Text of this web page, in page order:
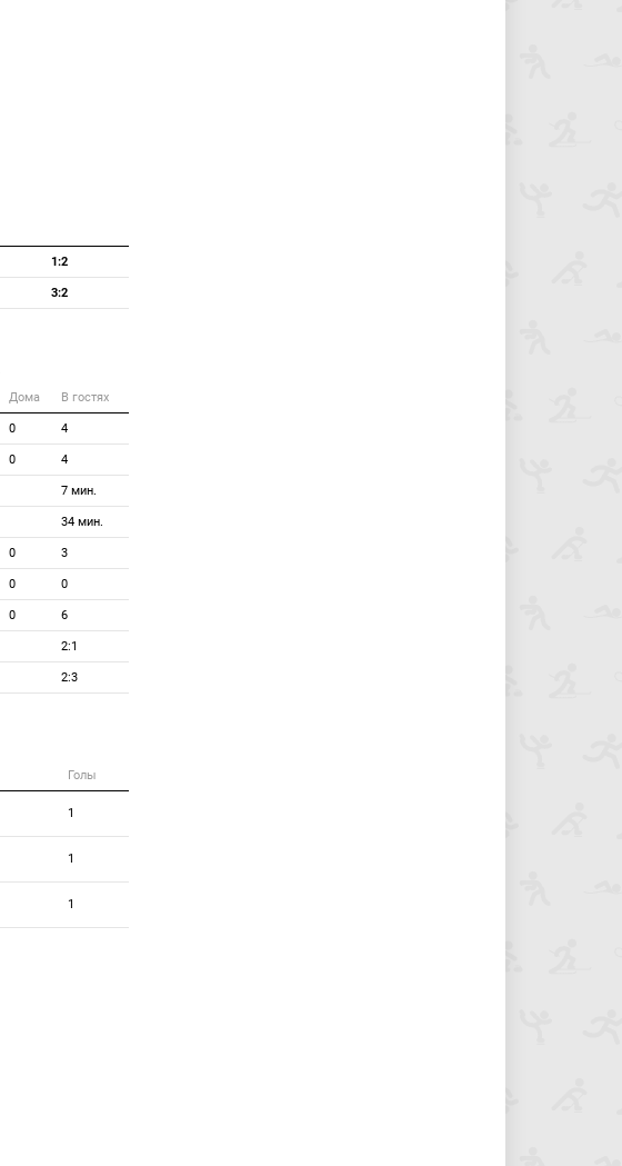
1:2
3:2
Дома В гостях
0 4
0 4
7 мин.
34 мин.
0 3
0 0
0 6
2:1
2:3
Голы
1
1
1